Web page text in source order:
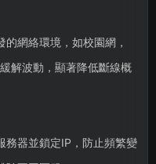
的網絡環境，如校園網，
解波動，顯著降低斷線概
務器並鎖定IP，防止頻繁變